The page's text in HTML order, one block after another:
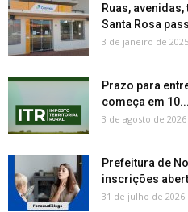
Ruas,
Santa Rosa
3 de janeiro de 2025
Prazo para
começa em 10...
3 de agosto de 2026
Prefeitura de
inscrições
31 de julho de 2026